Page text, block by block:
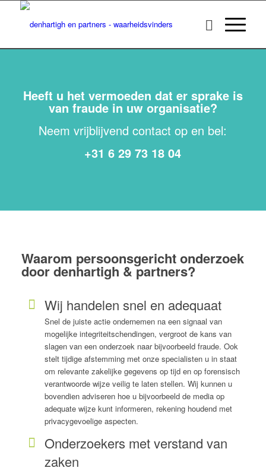
Heeft u het vermoeden dat er sprake is
van fraude in uw organisatie?
Neem vrijblijvend contact op en bel:
+31 6 29 73 18 04
Waarom persoonsgericht onderzoek
door denhartigh & partners?
Wij handelen snel en adequaat
Snel de juiste actie ondernemen na een signaal van
mogelijke integriteitschendingen, vergroot de kans van
slagen van een onderzoek naar bijvoorbeeld fraude. Ook
stelt tijdige afstemming met onze specialisten u in staat
om relevante zakelijke gegevens op tijd en op forensisch
verantwoorde wijze veilig te laten stellen. Wij kunnen u
bovendien adviseren hoe u bijvoorbeeld de media op
adequate wijze kunt informeren, rekening houdend met
privacygevoelige aspecten.
Onderzoekers met verstand van
zaken